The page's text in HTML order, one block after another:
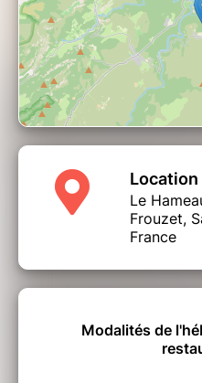
Location
Le
Frouzet,
France
Modalités de